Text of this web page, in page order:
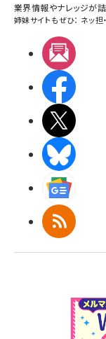
業界情報やナレッジが詰
姉妹サイトもぜひ： ネッ担・
RSS